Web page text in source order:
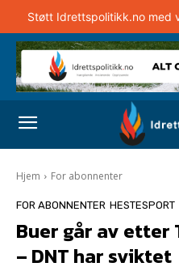
Støtt Idrettspolitikk.no med
Hjem For abonnenter
FOR ABONNENTER HESTESPORT
Buer går av etter
– DNT har sviktet